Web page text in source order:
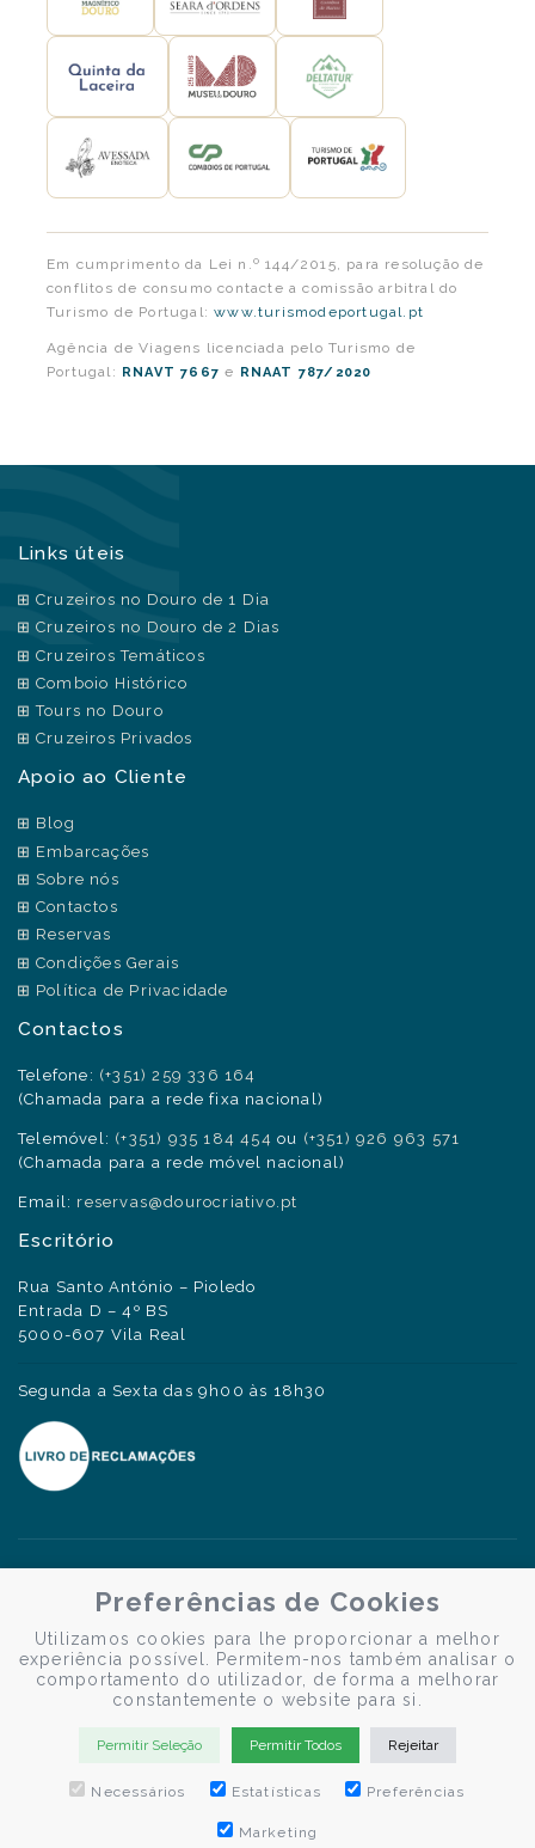
Em cumprimento da Lei n.º 144/2015, para resolução de
conflitos de consumo contacte a comissão arbitral do
Turismo de Portugal:www.turismodeportugal.pt
Agência de Viagens licenciada pelo Turismo de
Portugal: RNAVT 7667 e RNAAT 787/2020
Links úteis
Cruzeiros no Douro de 1 Dia
Cruzeiros no Douro de 2 Dias
Cruzeiros Temáticos
Comboio Histórico
Tours no Douro
Cruzeiros Privados
Apoio ao Cliente
Blog
Embarcações
Sobre nós
Contactos
Reservas
Condições Gerais
Política de Privacidade
Contactos
Telefone: (+351) 259 336 164
(Chamada para a rede fixa nacional)
Telemóvel: (+351) 935 184 454 ou (+351) 926 963 571
(Chamada para a rede móvel nacional)
Email: reservas@dourocriativo.pt
Escritório
Rua Santo António – Pioledo
Entrada D – 4º BS
5000-607 Vila Real
Segunda a Sexta das 9h00 às 18h30
Preferências de Cookies
Utilizamos cookies para lhe proporcionar a melhor
experiência possível. Permitem-nos também analisar o
comportamento do utilizador, de forma a melhorar
constantemente o website para si.
Permitir Seleção Permitir Todos Rejeitar
Necessários Estatísticas Preferências
Marketing